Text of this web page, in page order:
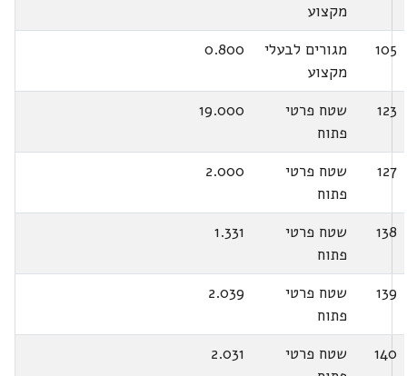
מקצוע
105
מגורים לבעלי
מקצוע
0.800
123
שטח פרטי
פתוח
19.000
127
שטח פרטי
פתוח
2.000
138
שטח פרטי
פתוח
1.331
139
שטח פרטי
פתוח
2.039
140
שטח פרטי
2.031